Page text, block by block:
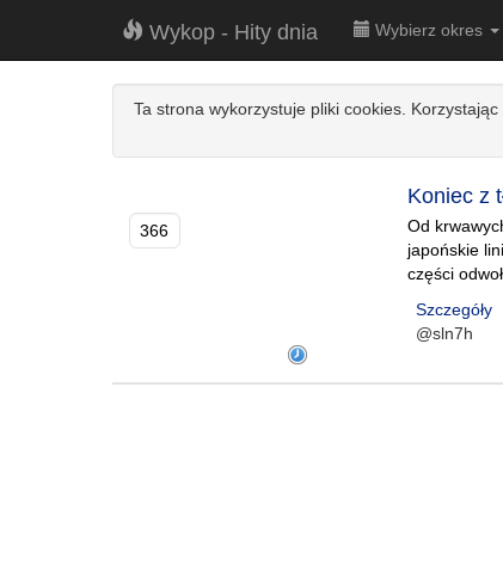
Wykop - Hity dnia Wybierz okres
Ta strona wykorzystuje pliki cookies.
366
Koniec z
Od
japońskie
części
Szczegóły
@sln7h